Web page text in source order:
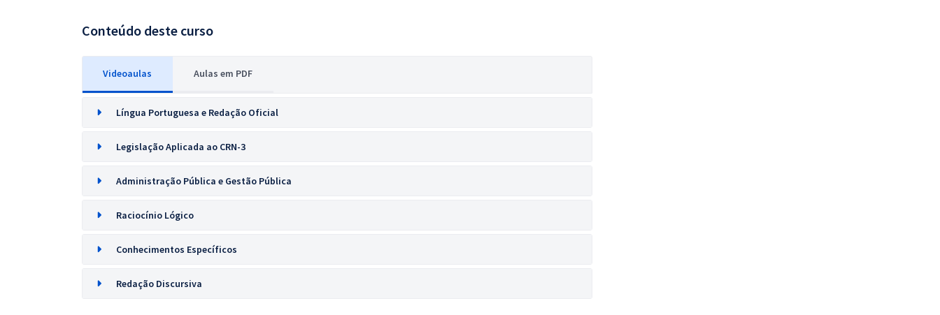
Conteúdo deste curso
Videoaulas Aulas em PDF
Língua Portuguesa e Redação Oficial
Legislação Aplicada ao CRN-3
Administração Pública e Gestão Pública
Raciocínio Lógico
Conhecimentos Específicos
Redação Discursiva